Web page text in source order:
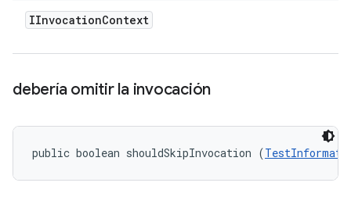
IInvocationContext
debería omitir la invocación
public boolean shouldSkipInvocation (